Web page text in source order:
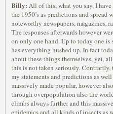
Billy: All of this, what you say, I
the 1950’s as predictions and
noteworthy newspapers, magazines,
The responses afterwards however
on only one hand. Up to today one is
has everything hushed up. In fact
about these things themselves, yet,
this is not taken seriously. Contrarily,
my statements and predictions as
massively made popular, however
through overpopulation also the
climbs always further and this
epidemics and all kinds of insects